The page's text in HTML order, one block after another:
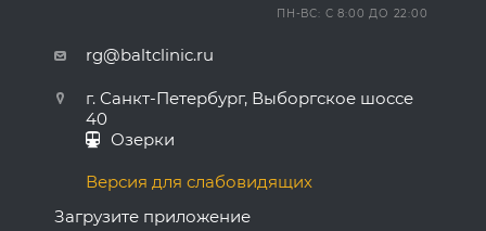
ПН-ВС: С 8:00 ДО 22:00
rg@baltclinic.ru
г. Санкт-Петербург, Выборгское шоссе
40
Озерки
Версия для слабовидящих
Загрузите приложение